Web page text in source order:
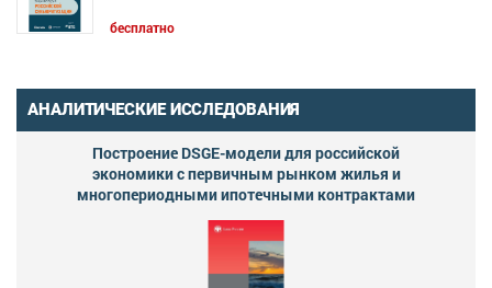
бесплатно
АНАЛИТИЧЕСКИЕ ИССЛЕДОВАНИЯ
Построение DSGE-модели для российской
экономики с первичным рынком жилья и
многопериодными ипотечными контрактами